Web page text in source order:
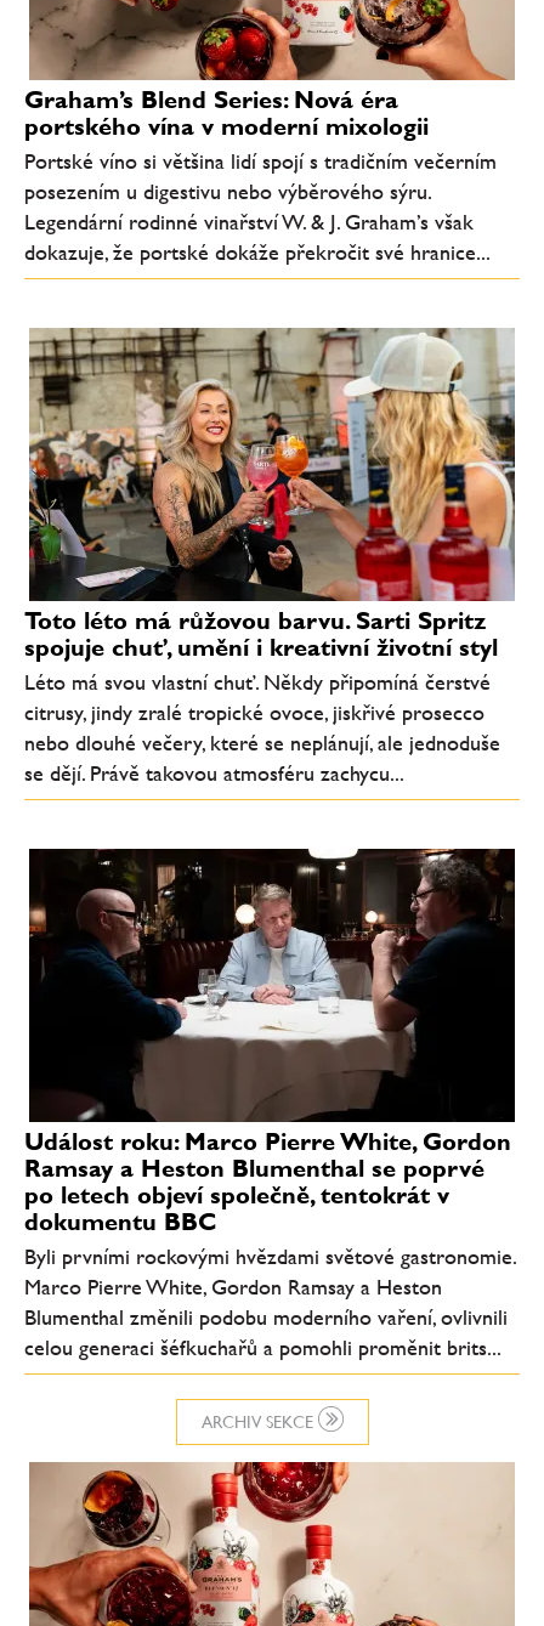
ARCHIV SEKCE
Graham’s Blend Series: Nová éra
portského vína v moderní mixologii
Portské víno si většina lidí spojí s tradičním večerním
posezením u digestivu nebo výběrového sýru.
Legendární rodinné vinařství W. & J. Graham’s však
dokazuje, že portské dokáže překročit své hranice...
Toto léto má růžovou barvu. Sarti Spritz
spojuje chuť, umění i kreativní životní styl
Léto má svou vlastní chuť. Někdy připomíná čerstvé
citrusy, jindy zralé tropické ovoce, jiskřivé prosecco
nebo dlouhé večery, které se neplánují, ale jednoduše
se dějí. Právě takovou atmosféru zachycu...
Událost roku: Marco Pierre White, Gordon
Ramsay a Heston Blumenthal se poprvé
po letech objeví společně, tentokrát v
dokumentu BBC
Byli prvními rockovými hvězdami světové gastronomie.
Marco Pierre White, Gordon Ramsay a Heston
Blumenthal změnili podobu moderního vaření, ovlivnili
celou generaci šéfkuchařů a pomohli proměnit brits...